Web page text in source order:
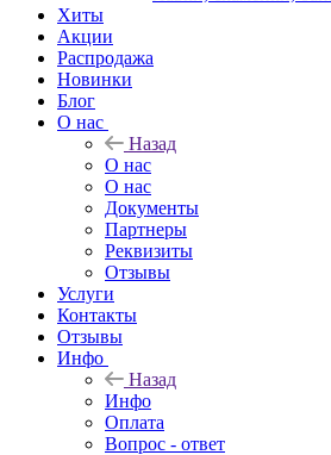
Хиты
Акции
Распродажа
Новинки
Блог
О нас
Назад
О нас
О нас
Документы
Партнеры
Реквизиты
Отзывы
Услуги
Контакты
Отзывы
Инфо
Назад
Инфо
Оплата
Вопрос - ответ